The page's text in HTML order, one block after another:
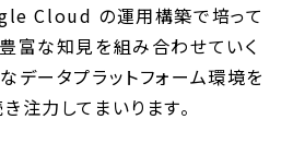
Cloud の運用構築で培って
富な知見を組み合わせていく
データプラットフォーム環境を
注力してまいります。